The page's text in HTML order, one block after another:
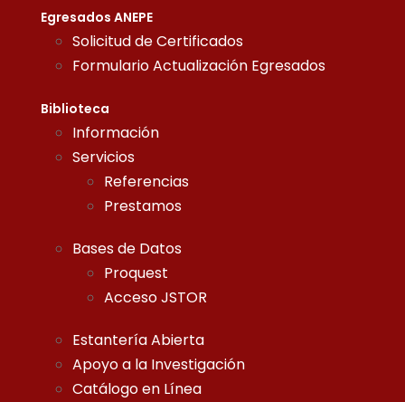
Egresados ANEPE
Solicitud de Certificados
Formulario Actualización Egresados
Biblioteca
Información
Servicios
Referencias
Prestamos
Bases de Datos
Proquest
Acceso JSTOR
Estantería Abierta
Apoyo a la Investigación
Catálogo en Línea